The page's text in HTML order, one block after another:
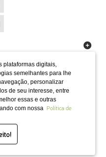
plataformas digitais,
semelhantes para lhe
personalizar
de seu interesse, entre
essas e outras
com nossa Política de
Bruc Internet